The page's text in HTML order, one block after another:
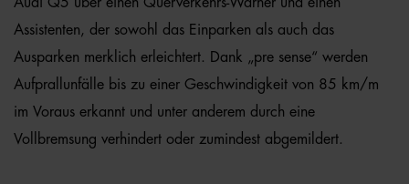
Assistenten, der sowohl das Einparken als auch das
Ausparken merklich erleichtert. Dank „pre sense“ werden
Aufprallunfälle bis zu einer Geschwindigkeit von 85 km/m
im Voraus erkannt und unter anderem durch eine
Vollbremsung verhindert oder zumindest abgemildert.